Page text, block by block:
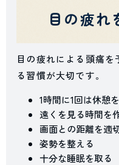
目の疲れ
目の疲れによる頭痛
る習慣が大切です。
1時間に1回は休憩
遠くを見る時間を
画面との距離を適
姿勢を整える
十分な睡眠を取る